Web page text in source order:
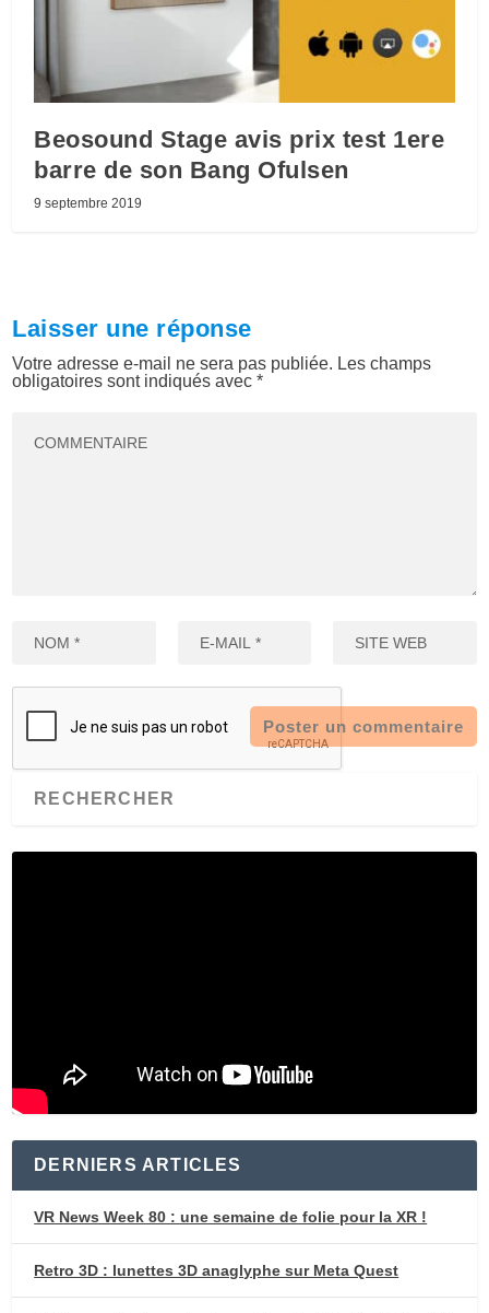
Beosound Stage avis prix test 1ere
barre de son Bang Ofulsen
9 septembre 2019
Laisser une réponse
Votre adresse e-mail ne sera pas publiée. Les champs
obligatoires sont indiqués avec*
DERNIERS ARTICLES
VR News Week 80 : une semaine de folie pour la XR !
Retro 3D : lunettes 3D anaglyphe sur Meta Quest